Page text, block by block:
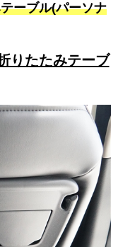
ーブル(パーソナ
りたたみテーブ